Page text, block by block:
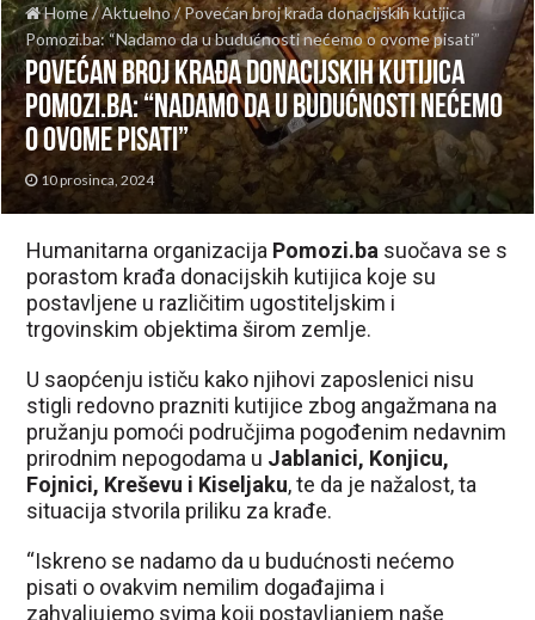
Home/Aktuelno/Povećan broj krađa donacijskih kutijica
Pomozi.ba: “Nadamo da u budućnosti nećemo o ovome pisati”
Povećan broj krađa donacijskih kutijica
Pomozi.ba: “Nadamo da u budućnosti nećemo
o ovome pisati”
10 prosinca, 2024
Humanitarna organizacija Pomozi.ba suočava se s
porastom krađa donacijskih kutijica koje su
postavljene u različitim ugostiteljskim i
trgovinskim objektima širom zemlje.
U saopćenju ističu kako njihovi zaposlenici nisu
stigli redovno prazniti kutijice zbog angažmana na
pružanju pomoći područjima pogođenim nedavnim
prirodnim nepogodama u Jablanici, Konjicu,
Fojnici, Kreševu i Kiseljaku, te da je nažalost, ta
situacija stvorila priliku za krađe.
“Iskreno se nadamo da u budućnosti nećemo
pisati o ovakvim nemilim događajima i
zahvaljujemo svima koji postavljanjem naše